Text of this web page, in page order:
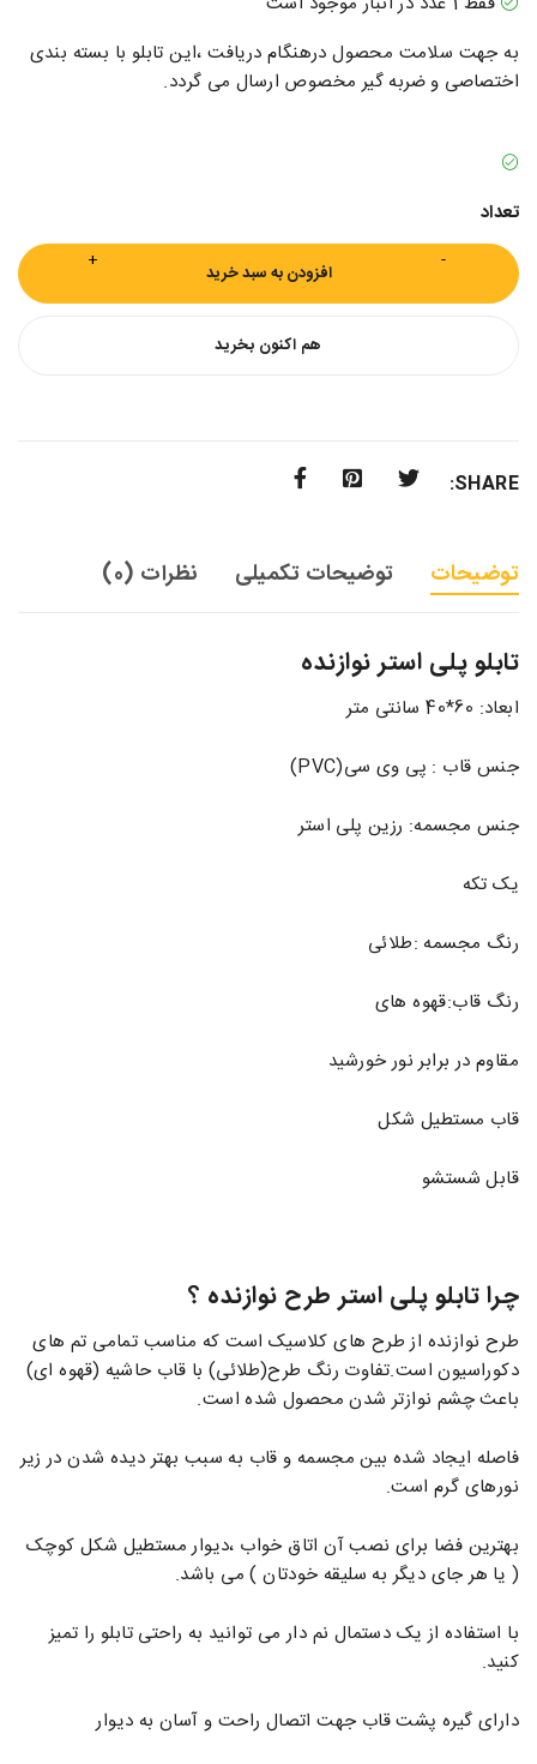
به جهت سلامت محصول درهنگام دریافت ،این تابلو با بسته بندی
اختصاصی و ضربه گیر مخصوص ارسال می گردد.
تعداد
افزودن به سبد خرید
هم اکنون بخرید
SHARE:
توضیحات توضیحات تکمیلی نظرات (0)
تابلو پلی استر نوازنده
ابعاد: 60*40 سانتی متر
جنس قاب : پی وی سی(PVC)
جنس مجسمه: رزین پلی استر
یک تکه
رنگ مجسمه :طلائی
رنگ قاب:قهوه های
مقاوم در برابر نور خورشید
قاب مستطیل شکل
قابل شستشو
چرا تابلو پلی استر طرح نوازنده ؟
طرح نوازنده از طرح های کلاسیک است که مناسب تمامی تم های
دکوراسیون است.تفاوت رنگ طرح(طلائی) با قاب حاشیه (قهوه ای)
باعث چشم نوازتر شدن محصول شده است.
فاصله ایجاد شده بین مجسمه و قاب به سبب بهتر دیده شدن در زیر
نورهای گرم است.
بهترین فضا برای نصب آن اتاق خواب ،دیوار مستطیل شکل کوچک
( یا هر جای دیگر به سلیقه خودتان ) می باشد.
با استفاده از یک دستمال نم دار می توانید به راحتی تابلو را تمیز
کنید.
دارای گیره پشت قاب جهت اتصال راحت و آسان به دیوار